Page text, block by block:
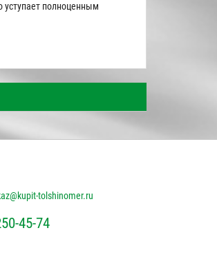
уступает полноценным
tolshinomer.ru
45-74